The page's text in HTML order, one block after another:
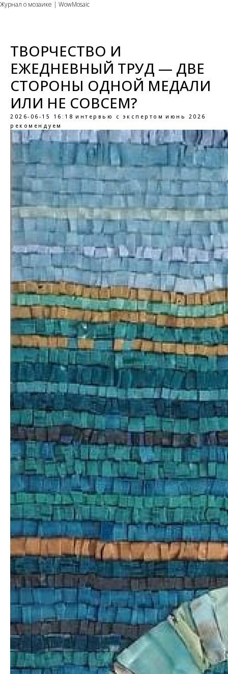
Журнал о мозаике | WowMosaic
ТВОРЧЕСТВО И
ЕЖЕДНЕВНЫЙ ТРУД — ДВЕ
СТОРОНЫ ОДНОЙ МЕДАЛИ
ИЛИ НЕ СОВСЕМ?
2026-06-15 16:18 интервью с экспертом июнь 2026
рекомендуем